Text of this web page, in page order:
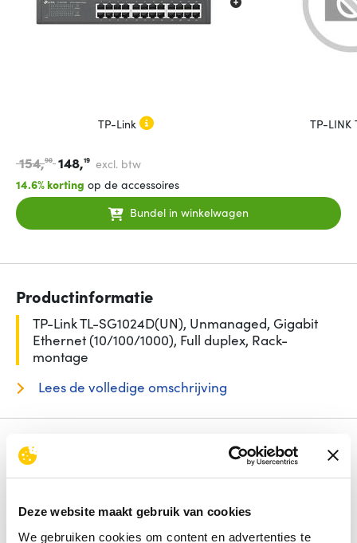
Deze website maakt gebruik van cookies
We gebruiken cookies om content en advertenties te
TP-Link TP-
154,90 148,19
excl. btw
14.6% korting op de accessoires
Bundel in winkelwagen
Productinformatie
TP-Link TL-SG1024D(UN), Unmanaged, Gigabit
Ethernet (10/100/1000), Full duplex, Rack-
montage
Lees de volledige omschrijving
Specificaties
Aantal basis-switching RJ-45 Ethernet-poorten24
Power over Ethernet (PoE)
Nee
Type basis-switching RJ-45 Ethernet-poorten
Gigabit